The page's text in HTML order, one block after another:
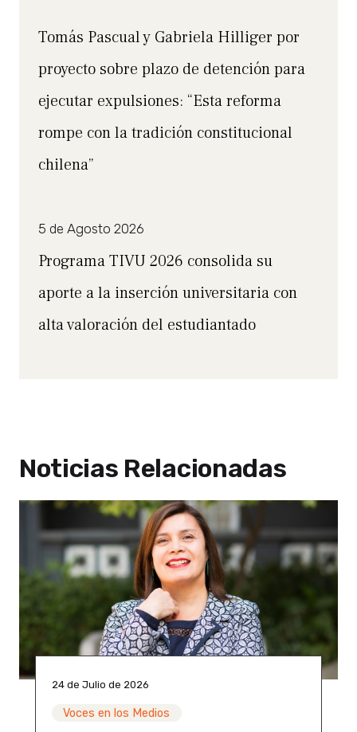
Tomás Pascual y Gabriela Hilliger por
proyecto sobre plazo de detención para
ejecutar expulsiones: “Esta reforma
rompe con la tradición constitucional
chilena”
5 de Agosto 2026
Programa TIVU 2026 consolida su
aporte a la inserción universitaria con
alta valoración del estudiantado
Noticias Relacionadas
24 de Julio de 2026
Voces en los Medios